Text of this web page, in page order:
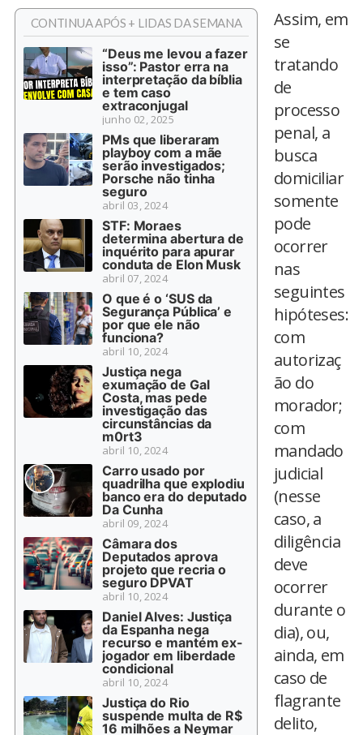
CONTINUA APÓS + LIDAS DA SEMANA
“Deus me levou a fazer
isso”: Pastor erra na
interpretação da bíblia
e tem caso
extraconjugal
junho 02, 2025
PMs que liberaram
playboy com a mãe
serão investigados;
Porsche não tinha
seguro
abril 03, 2024
STF: Moraes
determina abertura de
inquérito para apurar
conduta de Elon Musk
abril 07, 2024
O que é o ‘SUS da
Segurança Pública’ e
por que ele não
funciona?
abril 10, 2024
Justiça nega
exumação de Gal
Costa, mas pede
investigação das
circunstâncias da
m0rt3
abril 10, 2024
Carro usado por
quadrilha que explodiu
banco era do deputado
Da Cunha
abril 09, 2024
Câmara dos
Deputados aprova
projeto que recria o
seguro DPVAT
abril 10, 2024
Daniel Alves: Justiça
da Espanha nega
recurso e mantém ex-
jogador em liberdade
condicional
abril 10, 2024
Justiça do Rio
suspende multa de R$
16 milhões a Neymar
Assim, em
se
tratando
de
processo
penal, a
busca
domiciliar
somente
pode
ocorrer
nas
seguintes
hipóteses:
com
autorizaç
ão do
morador;
com
mandado
judicial
(nesse
caso, a
diligência
deve
ocorrer
durante o
dia), ou,
ainda, em
caso de
flagrante
delito,